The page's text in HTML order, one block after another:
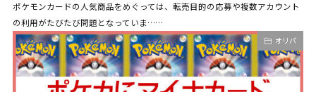
ポケモンカードの人気商品をめぐっては、転売目的の応募や複数アカウント
の利用がたびたび問題となっていま……
オリパ